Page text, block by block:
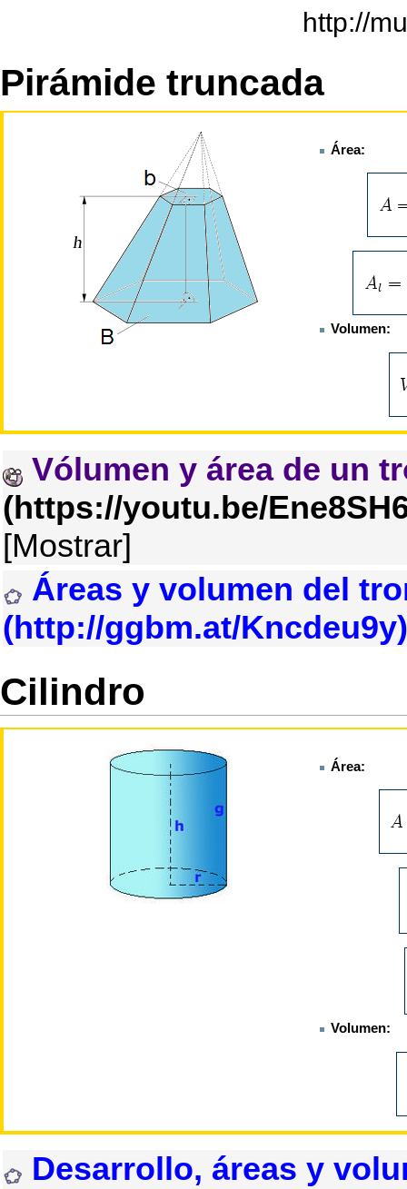
http://
Pirámide truncada
Área:
Volumen:
Vólumen y área de un
[Mostrar]
Áreas y volumen del
Cilindro
Área:
Volumen:
Desarrollo, áreas y